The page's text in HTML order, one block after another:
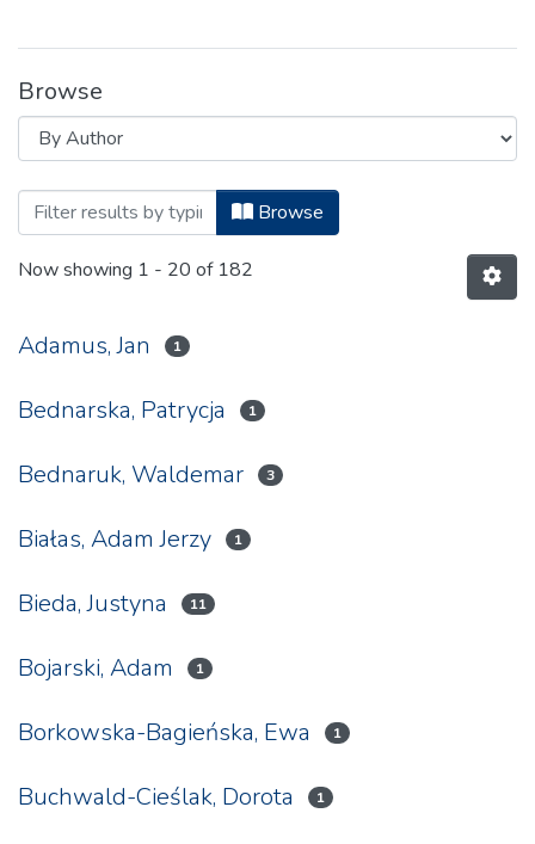
Browse
Browsing 2.7 Studia z Dziejów Państwa
Browse
Now showing 1 - 20 of 182
Adamus, Jan 1
Bednarska, Patrycja 1
Bednaruk, Waldemar 3
Białas, Adam Jerzy 1
Bieda, Justyna 11
Bojarski, Adam 1
Borkowska-Bagieńska, Ewa 1
Buchwald-Cieślak, Dorota 1